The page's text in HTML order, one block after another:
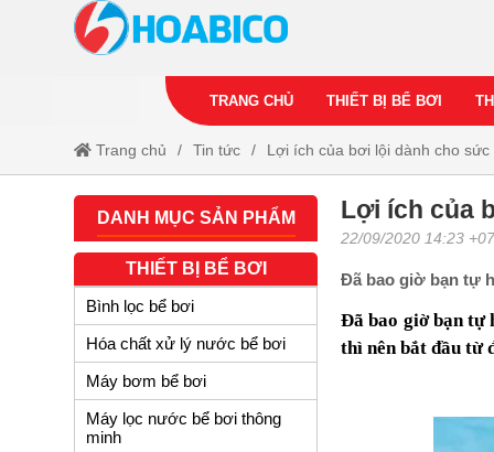
TRANG CHỦ THIẾT BỊ BỂ BƠI
Trang chủ Tin tức Lợi ích của bơi lội dành cho
Lợi ích của
22/09/2020 14:23 +07
Đã bao giờ bạn tự
Đã bao giờ bạn tự
thì nên bắt đầu từ
DANH MỤC SẢN PHẨM
THIẾT BỊ BỂ BƠI
Bình lọc bể bơi
Hóa chất xử lý nước bể bơi
Máy bơm bể bơi
Máy lọc nước bể bơi thông
minh